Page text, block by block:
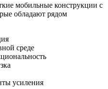
мобильные конструкции с
обладают рядом
среде
усиления